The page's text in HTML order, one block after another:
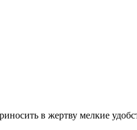
в жертву мелкие